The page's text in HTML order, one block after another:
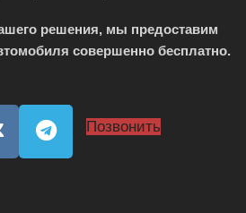
решения, мы предоставим
совершенно бесплатно.
Позвонить